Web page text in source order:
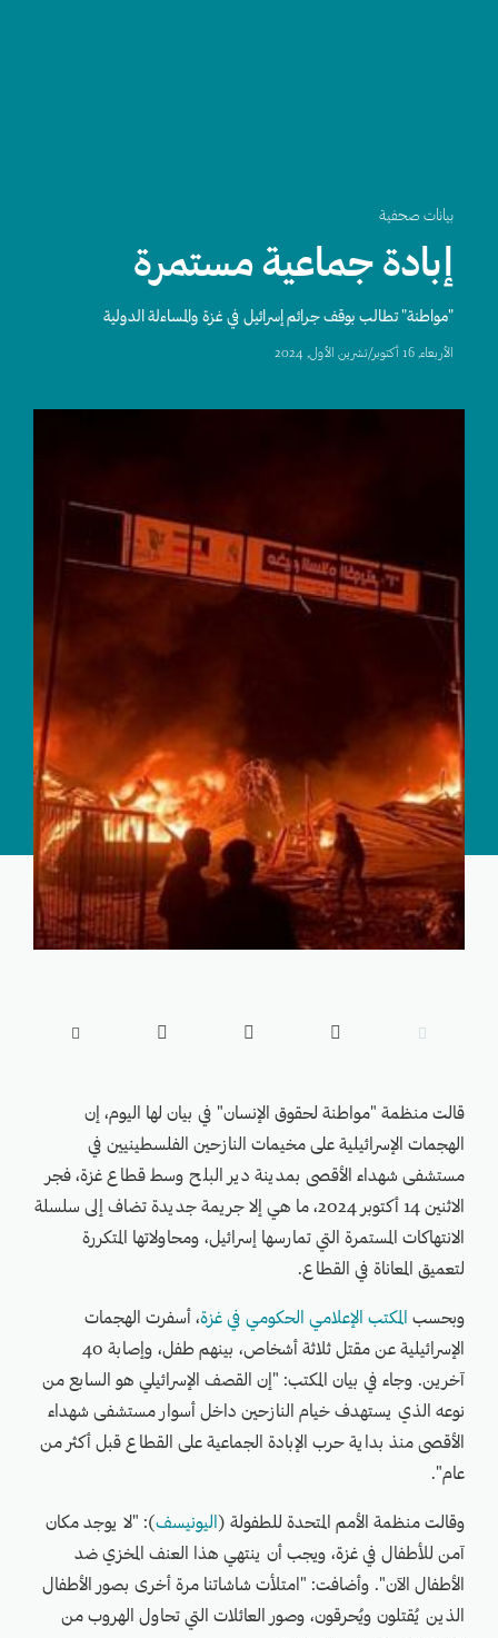
بيانات صحفية
إبادة جماعية مستمرة
"مواطنة" تطالب بوقف جرائم إسرائيل في غزة والمساءلة الدولية
اﻷربعاء, 16 أكتوبر/تشرين الأول, 2024





قالت منظمة "مواطنة لحقوق الإنسان" في بيان لها اليوم، إن
الهجمات الإسرائيلية على مخيمات النازحين الفلسطينيين في
مستشفى شهداء الأقصى بمدينة دير البلح وسط قطاع غزة، فجر
الاثنين 14 أكتوبر 2024، ما هي إلا جريمة جديدة تضاف إلى سلسلة
الانتهاكات المستمرة التي تمارسها إسرائيل، ومحاولاتها المتكررة
لتعميق المعاناة في القطاع.
وبحسب المكتب الإعلامي الحكومي في غزة، أسفرت الهجمات
الإسرائيلية عن مقتل ثلاثة أشخاص، بينهم طفل، وإصابة 40
آخرين. وجاء في بيان المكتب: "إن القصف الإسرائيلي هو السابع من
نوعه الذي يستهدف خيام النازحين داخل أسوار مستشفى شهداء
الأقصى منذ بداية حرب الإبادة الجماعية على القطاع قبل أكثر من
عام".
وقالت منظمة الأمم المتحدة للطفولة ( اليونيسف): "لا يوجد مكان
آمن للأطفال في غزة، ويجب أن ينتهي هذا العنف المخزي ضد
الأطفال الآن". وأضافت: "امتلأت شاشاتنا مرة أخرى بصور الأطفال
الذين يُقتلون ويُحرقون، وصور العائلات التي تحاول الهروب من